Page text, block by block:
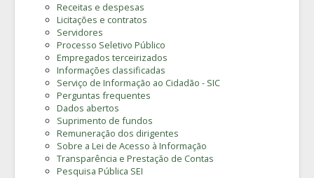
Receitas e despesas
Licitações e contratos
Servidores
Processo Seletivo Público
Empregados terceirizados
Informações classificadas
Serviço de Informação ao Cidadão - SIC
Perguntas frequentes
Dados abertos
Suprimento de fundos
Remuneração dos dirigentes
Sobre a Lei de Acesso à Informação
Transparência e Prestação de Contas
Pesquisa Pública SEI